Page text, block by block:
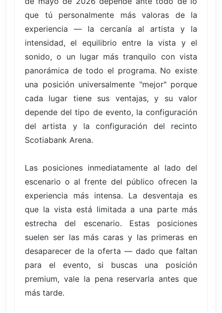
que tú personalmente más valoras de la
experiencia — la cercanía al artista y la
intensidad, el equilibrio entre la vista y el
sonido, o un lugar más tranquilo con vista
panorámica de todo el programa. No existe
una posición universalmente "mejor" porque
cada lugar tiene sus ventajas, y su valor
depende del tipo de evento, la configuración
del artista y la configuración del recinto
Scotiabank Arena.
Las posiciones inmediatamente al lado del
escenario o al frente del público ofrecen la
experiencia más intensa. La desventaja es
que la vista está limitada a una parte más
estrecha del escenario. Estas posiciones
suelen ser las más caras y las primeras en
desaparecer de la oferta — dado que faltan
para el evento, si buscas una posición
premium, vale la pena reservarla antes que
más tarde.